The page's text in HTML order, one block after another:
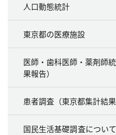
人口動態統計
東京都の医療施設
医師・歯科医師・薬剤師
果報告）
患者調査（東京都集計結果
国民生活基礎調査について